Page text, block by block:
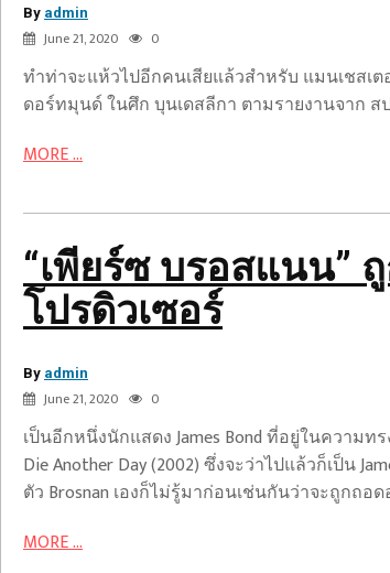
By admin
June 21, 2020 0
อร์
ทมุนด์
ทำท่าจะแห้วไปอีกคนเสียแล้วสำหรับ แมนเชสเ
ดอร์ทมุนด์ ในศึก บุนเดสลีกา ตามรายงานจาก ส
MORE ...
“เพียร์ซ บรอสแนน”
โปรดิวเซอร์
By admin
June 21, 2020 0
“เพียร์
ซ
บร
อสแนน”
บอก
James
Bond
กลาง
อากาศ
ทาง
จาก
โปรดิวเซอร์
เป็นอีกหนึ่งนักแสดง James Bond ที่อยู่ในความ
Die Another Day (2002) ซึ่งจะว่าไปแล้วก็เป็น
ตัว Brosnan เองก็ไม่รู้มาก่อนเช่นกันว่าจะถูกถอ
MORE ...
“โพล
เตอร์-
ฮับ
บาร์
ด”
นำ